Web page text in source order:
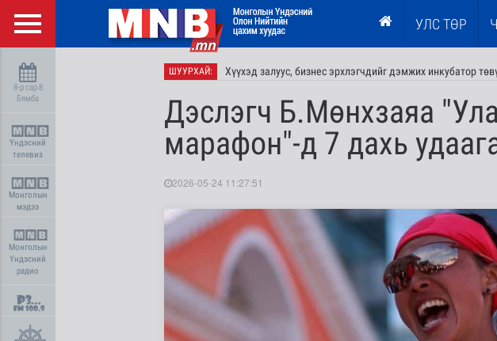
УЛС ТӨР
8-р сар 8
Бямба
Үндэсний
телевиз
Монголын
мэдээ
Монголын
Үндэсний
радио
ШУУРХАЙ: Хүүхэд залуус, бизнес эрхлэгчдийг дэмжих инкубатор
Дэслэгч Б.Мөнхзаяа
марафон"-д 7 дахь
2026-05-24 11:27:51